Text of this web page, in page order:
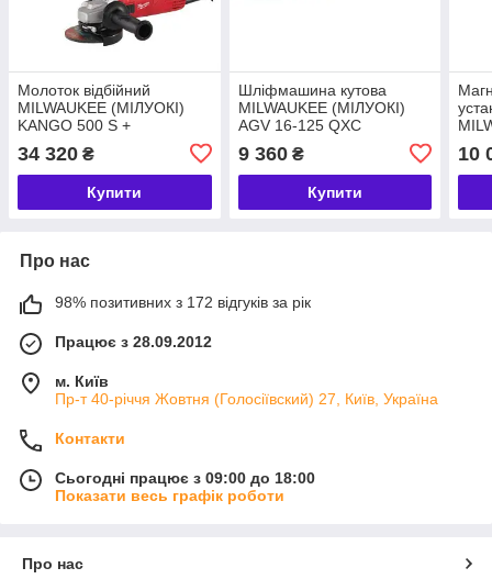
Молоток відбійний
MILWAUKEE (МІЛУОКІ)
KANGO 500 S +
MILWAUKEE (МІЛУОКІ) AG
10-125 PROTECTOR
34 320 ₴
Купити
Шліфмашина кутова
MILWAUKEE (МІЛУОКІ)
AGV 16-125 QXC
9 360₴
Купити
10
Про нас
98% позитивних з 172 відгуків за рік
Працює з 28.09.2012
м. Київ
Пр-т 40-річчя Жовтня (Голосіївский) 27, Київ, Україна
Контакти
Сьогодні працює з 09:00 до 18:00
Показати весь графік роботи
Про нас